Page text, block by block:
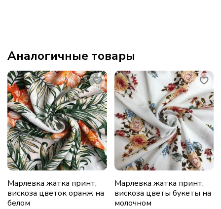
Аналогичные товары
Марлевка жатка принт,
вискоза цветок оранж на
белом
Марлевка жатка принт,
вискоза цветы букеты на
молочном